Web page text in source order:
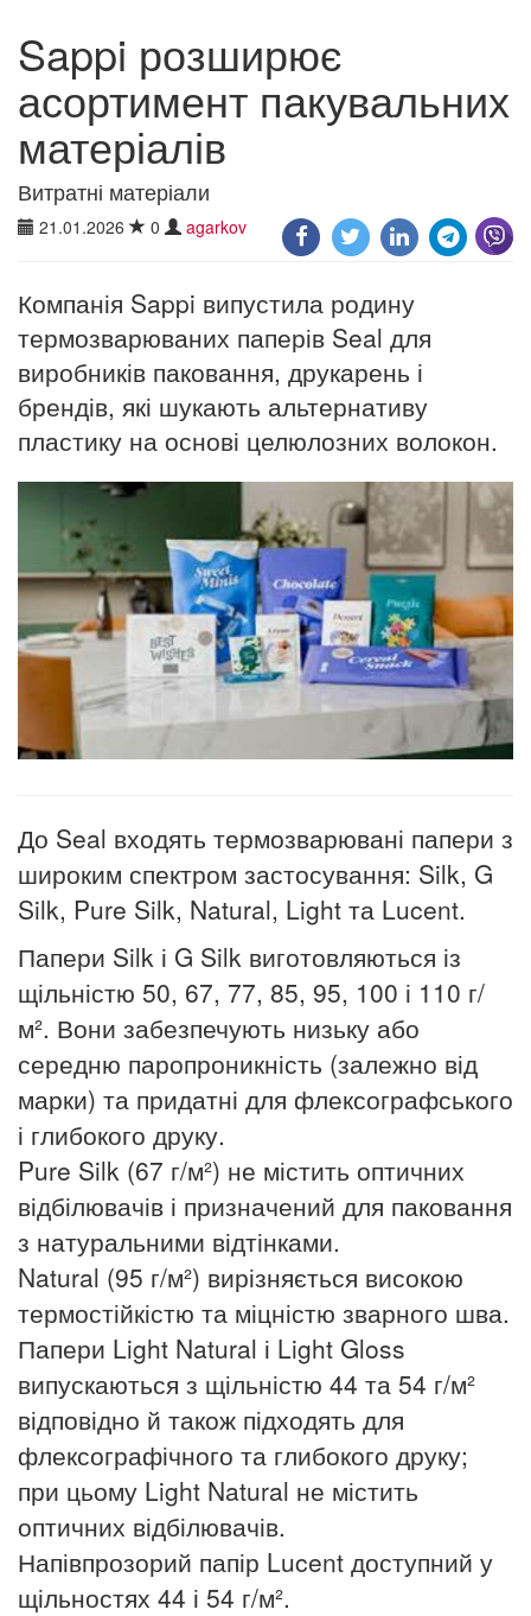
Sappi розширює
асортимент пакувальних
матеріалів
Витратні матеріали
21.01.2026 0 agarkov
Компанія Sappi випустила родину
термозварюваних паперів Seal для
виробників паковання, друкарень і
брендів, які шукають альтернативу
пластику на основі целюлозних волокон.
До Seal входять термозварювані папери з
широким спектром застосування: Silk, G
Silk, Pure Silk, Natural, Light та Lucent.
Папери Silk і G Silk виготовляються із
щільністю 50, 67, 77, 85, 95, 100 і 110 г/
м². Вони забезпечують низьку або
середню паропроникність (залежно від
марки) та придатні для флексографського
і глибокого друку.
Pure Silk (67 г/м²) не містить оптичних
відбілювачів і призначений для паковання
з натуральними відтінками.
Natural (95 г/м²) вирізняється високою
термостійкістю та міцністю зварного шва.
Папери Light Natural і Light Gloss
випускаються з щільністю 44 та 54 г/м²
відповідно й також підходять для
флексографічного та глибокого друку;
при цьому Light Natural не містить
оптичних відбілювачів.
Напівпрозорий папір Lucent доступний у
щільностях 44 і 54 г/м².